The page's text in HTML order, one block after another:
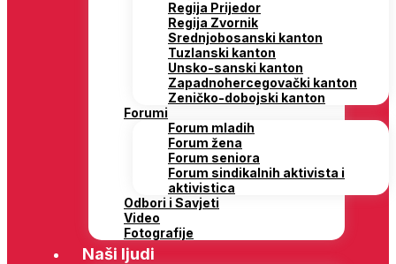
Regija Prijedor
Regija Zvornik
Srednjobosanski kanton
Tuzlanski kanton
Unsko-sanski kanton
Zapadnohercegovački kanton
Zeničko-dobojski kanton
Forumi
Forum mladih
Forum žena
Forum seniora
Forum sindikalnih aktivista i
aktivistica
Odbori i Savjeti
Video
Fotografije
Naši ljudi